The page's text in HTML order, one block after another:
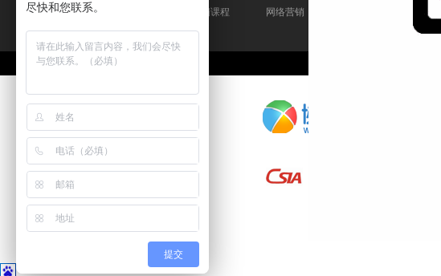
网络营销课程
网络营销
尽快和您联系。
提交